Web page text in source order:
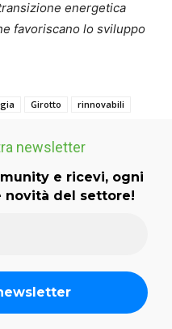
energetica
favoriscano lo sviluppo
Girotto rinnovabili
newsletter
e ricevi, ogni
del settore!